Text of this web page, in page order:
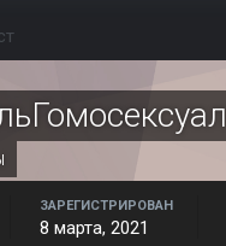
ЗАРЕГИСТРИРОВАН
8 марта, 2021